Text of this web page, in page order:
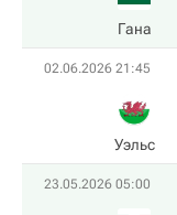
Гана
02.06.2026 21:45
Уэльс
23.05.2026 05:00